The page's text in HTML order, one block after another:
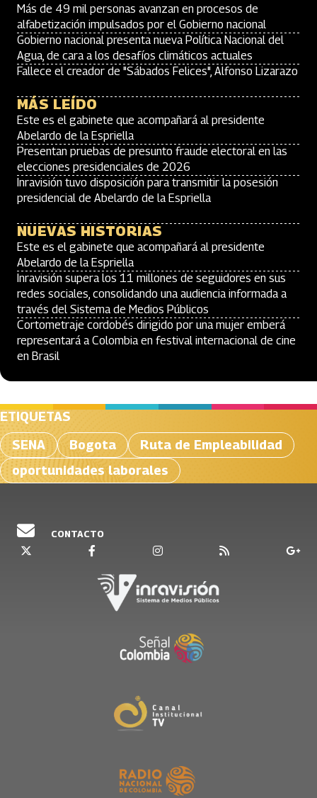
Más de 49 mil personas avanzan en procesos de
alfabetización impulsados por el Gobierno nacional
Gobierno nacional presenta nueva Política Nacional del
Agua, de cara a los desafíos climáticos actuales
Fallece el creador de "Sábados Felices", Alfonso Lizarazo
MÁS LEÍDO
Este es el gabinete que acompañará al presidente
Abelardo de la Espriella
Presentan pruebas de presunto fraude electoral en las
elecciones presidenciales de 2026
Inravisión tuvo disposición para transmitir la posesión
presidencial de Abelardo de la Espriella
NUEVAS HISTORIAS
Este es el gabinete que acompañará al presidente
Abelardo de la Espriella
Inravisión supera los 11 millones de seguidores en sus
redes sociales, consolidando una audiencia informada a
través del Sistema de Medios Públicos
Cortometraje cordobés dirigido por una mujer emberá
representará a Colombia en festival internacional de cine
en Brasil
ETIQUETAS
SENA
Bogota
Ruta de Empleabilidad
oportunidades laborales
CONTACTO